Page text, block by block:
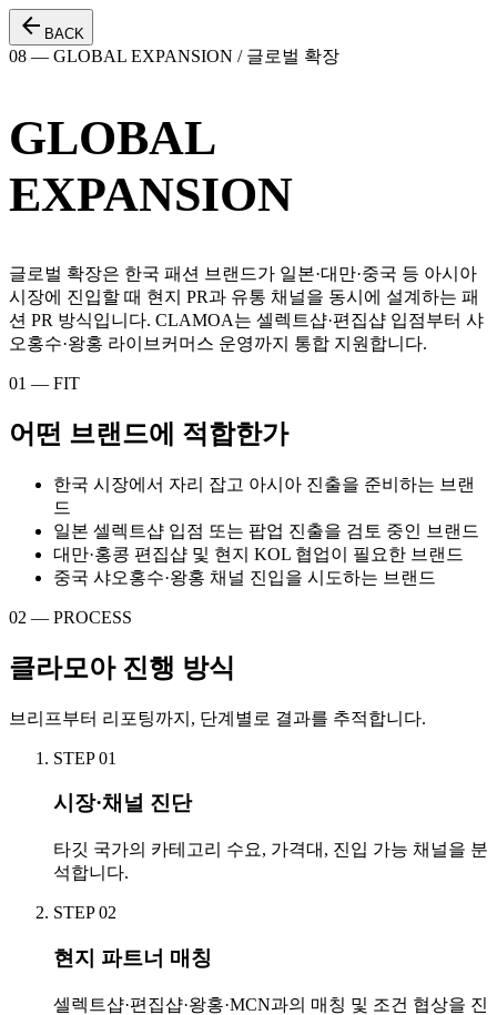
arrow_back BACK
08 — GLOBAL EXPANSION / 글로벌 확장
GLOBAL
EXPANSION
글로벌 확장은 한국 패션 브랜드가 일본·대만·중국 등 아시아
시장에 진입할 때 현지 PR과 유통 채널을 동시에 설계하는 패
션 PR 방식입니다. CLAMOA는 셀렉트샵·편집샵 입점부터 샤
오홍수·왕홍 라이브커머스 운영까지 통합 지원합니다.
01 — FIT
어떤 브랜드에 적합한가
한국 시장에서 자리 잡고 아시아 진출을 준비하는 브랜
드
일본 셀렉트샵 입점 또는 팝업 진출을 검토 중인 브랜드
대만·홍콩 편집샵 및 현지 KOL 협업이 필요한 브랜드
중국 샤오홍수·왕홍 채널 진입을 시도하는 브랜드
02 — PROCESS
클라모아 진행 방식
브리프부터 리포팅까지, 단계별로 결과를 추적합니다.
STEP01
시장·채널 진단
타깃 국가의 카테고리 수요, 가격대, 진입 가능 채널을 분
석합니다.
STEP02
현지 파트너 매칭
셀렉트샵·편집샵·왕홍·MCN과의 매칭 및 조건 협상을 진